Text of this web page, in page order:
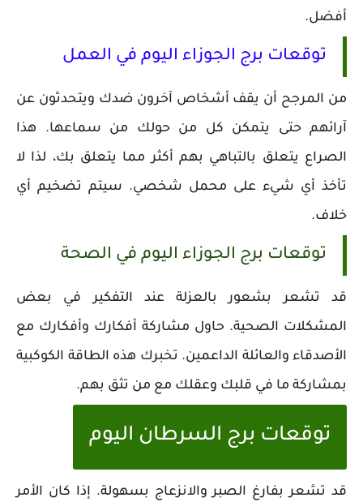
أفضل.
توقعات برج الجوزاء اليوم في العمل
من المرجح أن يقف أشخاص آخرون ضدك ويتحدثون عن
آرائهم حتى يتمكن كل من حولك من سماعها. هذا
الصراع يتعلق بالتباهي بهم أكثر مما يتعلق بك، لذا لا
تأخذ أي شيء على محمل شخصي. سيتم تضخيم أي
خلاف.
توقعات برج الجوزاء اليوم في الصحة
قد تشعر بشعور بالعزلة عند التفكير في بعض
المشكلات الصحية. حاول مشاركة أفكارك وأفكارك مع
الأصدقاء والعائلة الداعمين. تخبرك هذه الطاقة الكوكبية
بمشاركة ما في قلبك وعقلك مع من تثق بهم.
توقعات برج السرطان اليوم
قد تشعر بفارغ الصبر والانزعاج بسهولة. إذا كان الأمر